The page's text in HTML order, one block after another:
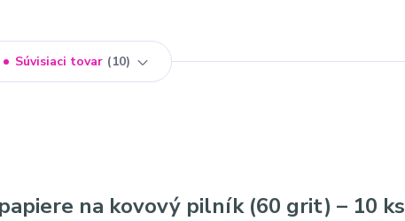
Súvisiaci tovar 10
na kovový pilník (60 grit) – 10 ks